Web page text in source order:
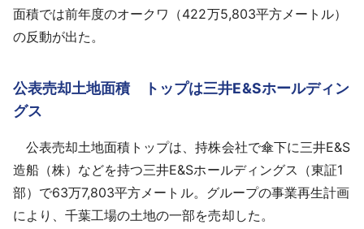
面積では前年度のオークワ（422万5,803平方メートル）
の反動が出た。
公表売却土地面積 トップは三井E&Sホールディン
グス
公表売却土地面積トップは、持株会社で傘下に三井E&S
造船（株）などを持つ三井E&Sホールディングス（東証1
部）で63万7,803平方メートル。グループの事業再生計画
により、千葉工場の土地の一部を売却した。